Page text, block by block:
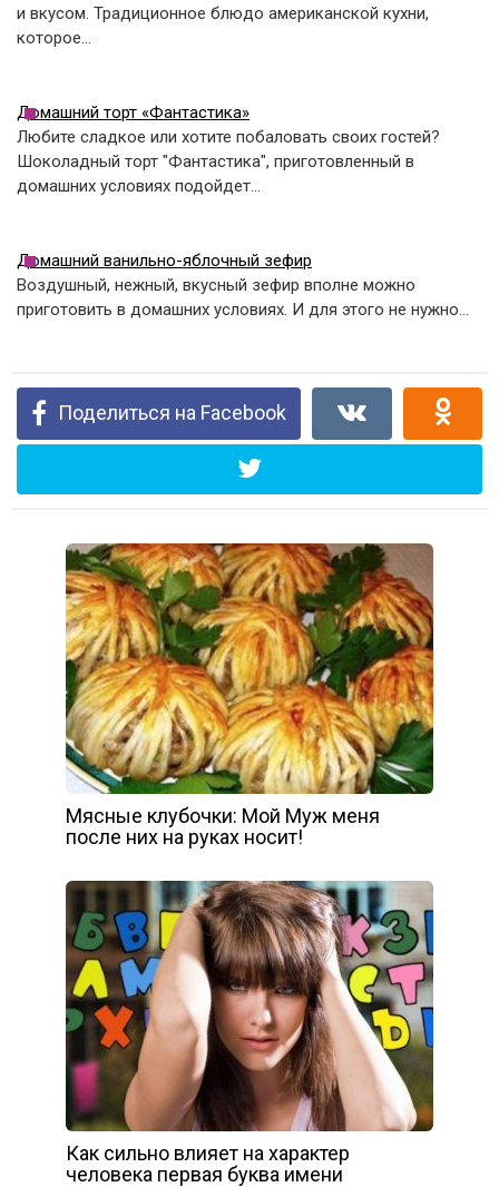
и вкусом. Традиционное блюдо американской кухни,
которое…
Домашний торт «Фантастика»
Любите сладкое или хотите побаловать своих гостей?
Шоколадный торт "Фантастика", приготовленный в
домашних условиях подойдет…
Домашний ванильно-яблочный зефир
Воздушный, нежный, вкусный зефир вполне можно
приготовить в домашних условиях. И для этого не нужно…
Поделиться на Facebook
Мясные клубочки: Мой Муж меня
после них на руках носит!
Как сильно влияет на характер
человека первая буква имени